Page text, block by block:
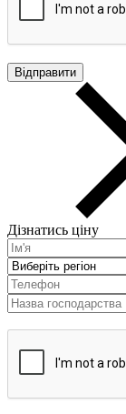
Дізнатись ціну